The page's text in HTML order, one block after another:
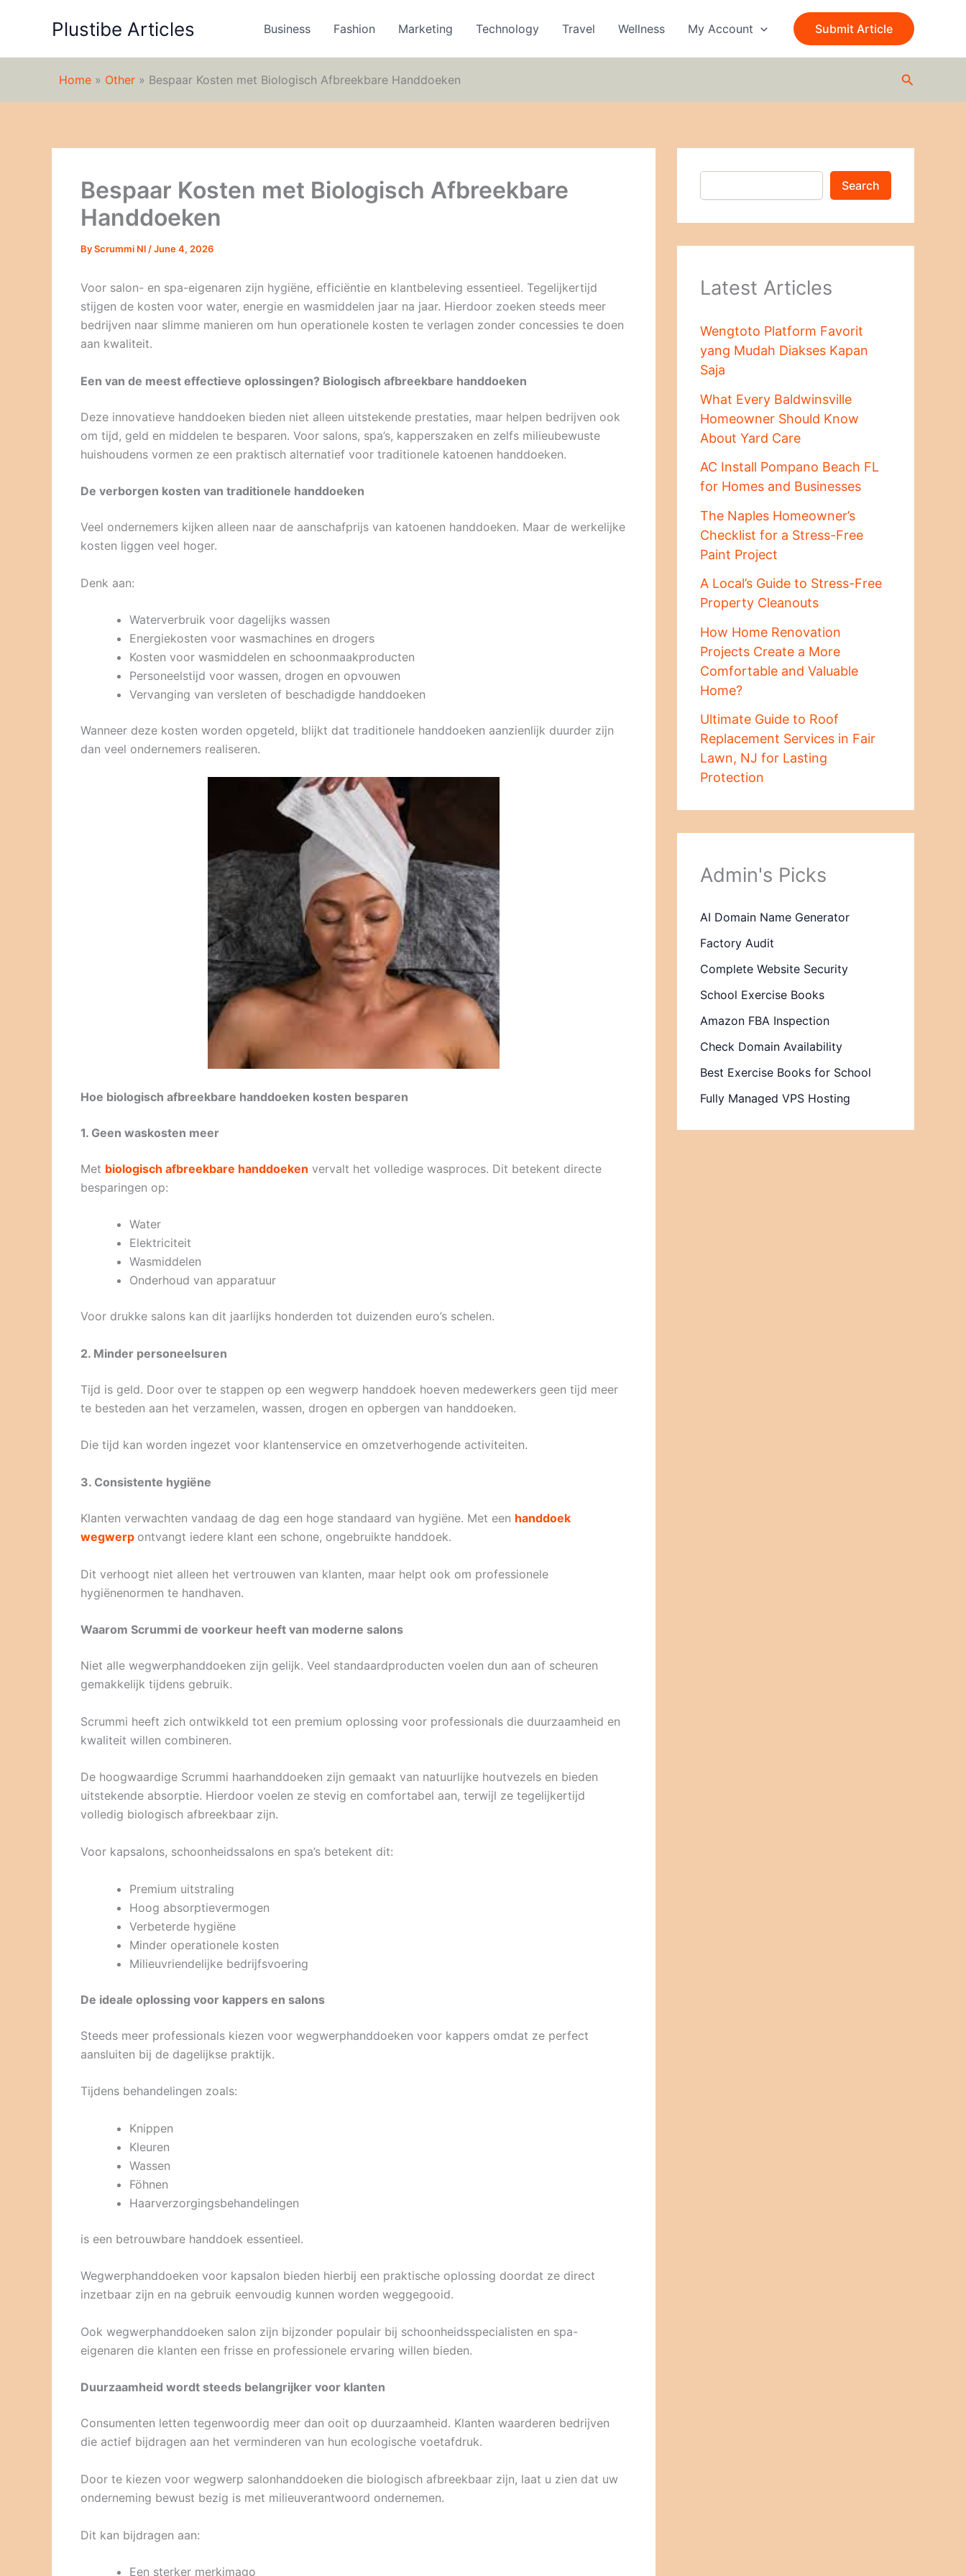
Plustibe Articles Business Fashion Marketing Technology Travel Wellness My Account Submit Article
Home » Other » Bespaar Kosten met Biologisch Afbreekbare Handdoeken Search
Bespaar Kosten met Biologisch Afbreekbare
Handdoeken
ByScrummi Nl /June 4, 2026
Voor salon- en spa-eigenaren zijn hygiëne, efficiëntie en klantbeleving essentieel. Tegelijkertijd
stijgen de kosten voor water, energie en wasmiddelen jaar na jaar. Hierdoor zoeken steeds meer
bedrijven naar slimme manieren om hun operationele kosten te verlagen zonder concessies te doen
aan kwaliteit.
Een van de meest effectieve oplossingen? Biologisch afbreekbare handdoeken
Deze innovatieve handdoeken bieden niet alleen uitstekende prestaties, maar helpen bedrijven ook
om tijd, geld en middelen te besparen. Voor salons, spa’s, kapperszaken en zelfs milieubewuste
huishoudens vormen ze een praktisch alternatief voor traditionele katoenen handdoeken.
De verborgen kosten van traditionele handdoeken
Veel ondernemers kijken alleen naar de aanschafprijs van katoenen handdoeken. Maar de werkelijke
kosten liggen veel hoger.
Denk aan:
Waterverbruik voor dagelijks wassen
Energiekosten voor wasmachines en drogers
Kosten voor wasmiddelen en schoonmaakproducten
Personeelstijd voor wassen, drogen en opvouwen
Vervanging van versleten of beschadigde handdoeken
Wanneer deze kosten worden opgeteld, blijkt dat traditionele handdoeken aanzienlijk duurder zijn
dan veel ondernemers realiseren.
Hoe biologisch afbreekbare handdoeken kosten besparen
1. Geen waskosten meer
Met biologisch afbreekbare handdoeken vervalt het volledige wasproces. Dit betekent directe
besparingen op:
Water
Elektriciteit
Wasmiddelen
Onderhoud van apparatuur
Voor drukke salons kan dit jaarlijks honderden tot duizenden euro’s schelen.
2. Minder personeelsuren
Tijd is geld. Door over te stappen op een wegwerp handdoek hoeven medewerkers geen tijd meer
te besteden aan het verzamelen, wassen, drogen en opbergen van handdoeken.
Die tijd kan worden ingezet voor klantenservice en omzetverhogende activiteiten.
3. Consistente hygiëne
Klanten verwachten vandaag de dag een hoge standaard van hygiëne. Met een handdoek
wegwerp ontvangt iedere klant een schone, ongebruikte handdoek.
Dit verhoogt niet alleen het vertrouwen van klanten, maar helpt ook om professionele
hygiënenormen te handhaven.
Waarom Scrummi de voorkeur heeft van moderne salons
Niet alle wegwerphanddoeken zijn gelijk. Veel standaardproducten voelen dun aan of scheuren
gemakkelijk tijdens gebruik.
Scrummi heeft zich ontwikkeld tot een premium oplossing voor professionals die duurzaamheid en
kwaliteit willen combineren.
De hoogwaardige Scrummi haarhanddoeken zijn gemaakt van natuurlijke houtvezels en bieden
uitstekende absorptie. Hierdoor voelen ze stevig en comfortabel aan, terwijl ze tegelijkertijd
volledig biologisch afbreekbaar zijn.
Voor kapsalons, schoonheidssalons en spa’s betekent dit:
Premium uitstraling
Hoog absorptievermogen
Verbeterde hygiëne
Minder operationele kosten
Milieuvriendelijke bedrijfsvoering
De ideale oplossing voor kappers en salons
Steeds meer professionals kiezen voor wegwerphanddoeken voor kappers omdat ze perfect
aansluiten bij de dagelijkse praktijk.
Tijdens behandelingen zoals:
Knippen
Kleuren
Wassen
Föhnen
Haarverzorgingsbehandelingen
is een betrouwbare handdoek essentieel.
Wegwerphanddoeken voor kapsalon bieden hierbij een praktische oplossing doordat ze direct
inzetbaar zijn en na gebruik eenvoudig kunnen worden weggegooid.
Ook wegwerphanddoeken salon zijn bijzonder populair bij schoonheidsspecialisten en spa-
eigenaren die klanten een frisse en professionele ervaring willen bieden.
Duurzaamheid wordt steeds belangrijker voor klanten
Consumenten letten tegenwoordig meer dan ooit op duurzaamheid. Klanten waarderen bedrijven
die actief bijdragen aan het verminderen van hun ecologische voetafdruk.
Door te kiezen voor wegwerp salonhanddoeken die biologisch afbreekbaar zijn, laat u zien dat uw
onderneming bewust bezig is met milieuverantwoord ondernemen.
Dit kan bijdragen aan:
Een sterker merkimago
a
Search
Latest Articles
Wengtoto Platform Favorit
yang Mudah Diakses Kapan
Saja
What Every Baldwinsville
Homeowner Should Know
About Yard Care
AC Install Pompano Beach FL
for Homes and Businesses
The Naples Homeowner’s
Checklist for a Stress-Free
Paint Project
A Local’s Guide to Stress-Free
Property Cleanouts
How Home Renovation
Projects Create a More
Comfortable and Valuable
Home?
Ultimate Guide to Roof
Replacement Services in Fair
Lawn, NJ for Lasting
Protection
Admin's Picks
AI Domain Name Generator
Factory Audit
Complete Website Security
School Exercise Books
Amazon FBA Inspection
Check Domain Availability
Best Exercise Books for School
Fully Managed VPS Hosting